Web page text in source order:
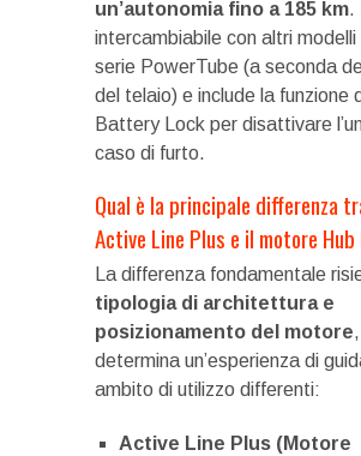
un’autonomia fino a 185 km.
intercambiabile con altri modelli
serie PowerTube (a seconda
del telaio) e include la funzione
Battery Lock per disattivare
caso di furto.
Qual è la principale differenza
Active Line Plus e il motore Hub
La differenza fondamentale
tipologia di architettura e
posizionamento del motore
determina un’esperienza di
ambito di utilizzo differenti:
Active Line Plus (Motore